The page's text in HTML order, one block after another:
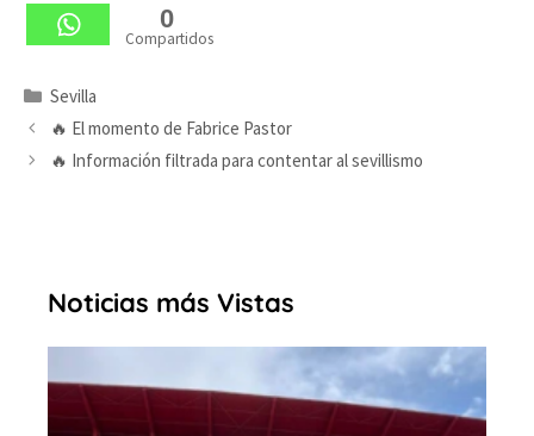
0
Compartidos
Categorías
Sevilla
🔥 El momento de Fabrice Pastor
🔥 Información filtrada para contentar al sevillismo
Noticias más Vistas